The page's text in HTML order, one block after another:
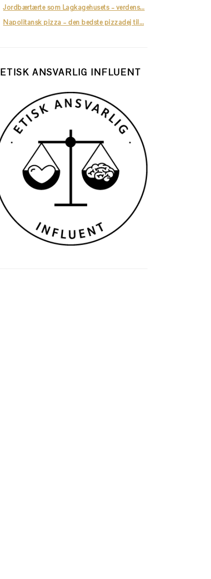
Jordbærtærte som Lagkagehusets – verdens…
Napolitansk pizza – den bedste pizzadej til…
ETISK ANSVARLIG INFLUENT